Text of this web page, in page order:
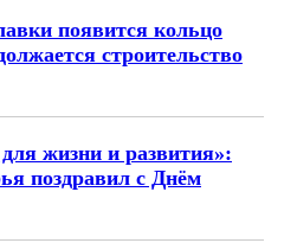
появится кольцо
строительство
жизни и развития»:
поздравил с Днём